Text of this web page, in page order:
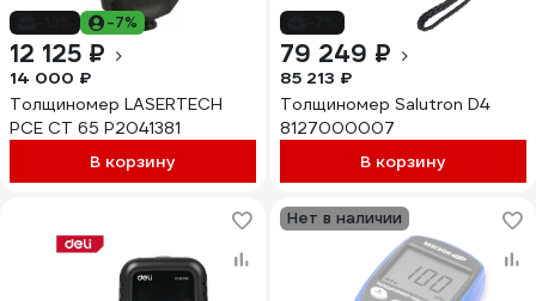
-7%
12 125 ₽
14 000 ₽
Толщиномер LASERTECH
PCE CT 65 P2041381
В корзину
79 249 ₽
85 213 ₽
Толщиномер Salutron D4
8127000007
В корзину
Нет в наличии